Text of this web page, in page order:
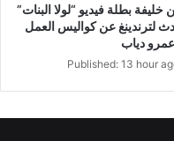
خليفة بطلة فيديو “لولا البنات”
لترندينغ عن كواليس العمل
دياب
Published: 13 hour